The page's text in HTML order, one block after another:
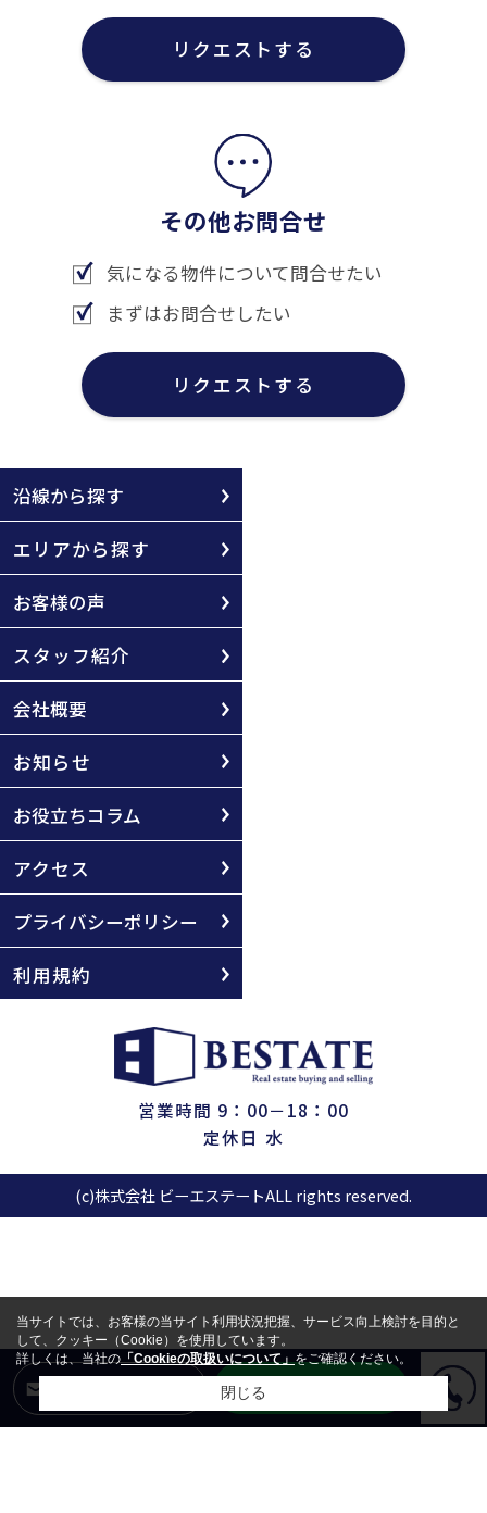
リクエストする
その他お問合せ
気になる物件について問合せたい
まずはお問合せしたい
リクエストする
沿線から探す
エリアから探す
お客様の声
スタッフ紹介
会社概要
お知らせ
お役立ちコラム
アクセス
プライバシーポリシー
利用規約
営業時間 9：00－18：00
定休日 水
(c)株式会社 ビーエステートALL rights reserved.
LINEからお問合せ
当サイトでは、お客様の当サイト利用状況把握、サービス向上検討を目的と
して、クッキー（Cookie）を使用しています。
詳しくは、当社の「Cookieの取扱いについて」をご確認ください。
閉じる